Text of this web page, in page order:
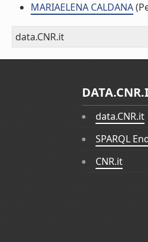
MARIAELENA CALDANA
data.CNR.it
data.CNR.it
SPARQL
CNR.it